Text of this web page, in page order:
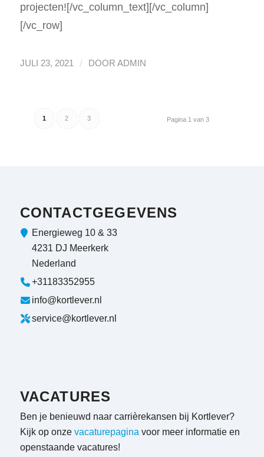
projecten![/vc_column_text][/vc_column]
[/vc_row]
JULI 23, 2021 / DOOR ADMIN
Pagina 1 van 3
1 2 3
CONTACTGEGEVENS
Energieweg 10 & 33
4231 DJ Meerkerk
Nederland
+31183352955
info@kortlever.nl
service@kortlever.nl
VACATURES
Ben je benieuwd naar carrièrekansen bij Kortlever?
Kijk op onze vacaturepagina voor meer informatie en
openstaande vacatures!